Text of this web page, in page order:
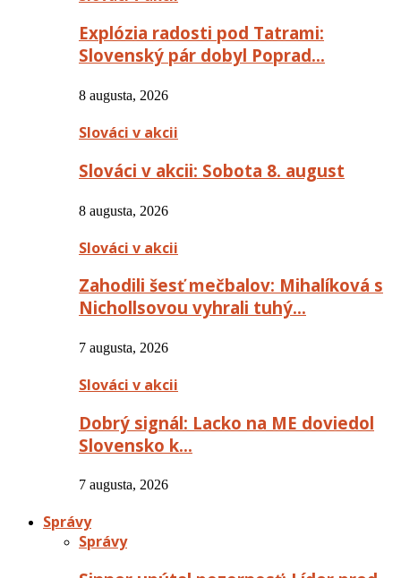
Explózia radosti pod Tatrami:
Slovenský pár dobyl Poprad…
8 augusta, 2026
Slováci v akcii
Slováci v akcii: Sobota 8. august
8 augusta, 2026
Slováci v akcii
Zahodili šesť mečbalov: Mihalíková s
Nichollsovou vyhrali tuhý…
7 augusta, 2026
Slováci v akcii
Dobrý signál: Lacko na ME doviedol
Slovensko k…
7 augusta, 2026
Správy
Správy